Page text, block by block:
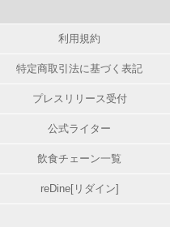
利用規約
特定商取引法に基づく表記
プレスリリース受付
公式ライター
飲食チェーン一覧
reDine[リダイン]